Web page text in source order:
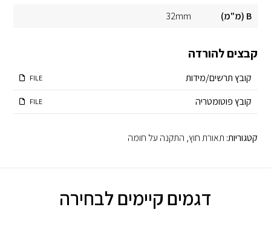
B (מ"מ)
32mm
קבצים להורדה
קובץ תרשים/מידות FILE
קובץ פוטומטריה FILE
קטגוריות: תאורת חוץ, התקנה על חומה
דגמים קיימים לבחירה